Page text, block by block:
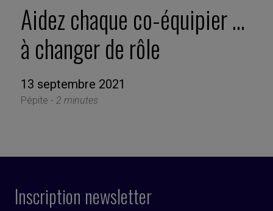
Aidez chaque co-équipier …
à changer de rôle
13 septembre 2021
Pépite - 2 minutes
Inscription newsletter